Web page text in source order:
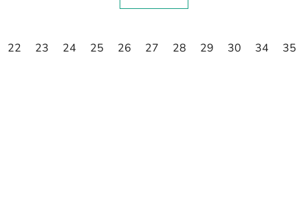
22 23 24 25 26 27 28 29 30 34 35